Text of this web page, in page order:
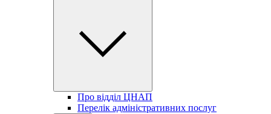
Про відділ ЦНАП
Перелік адміністративних послуг